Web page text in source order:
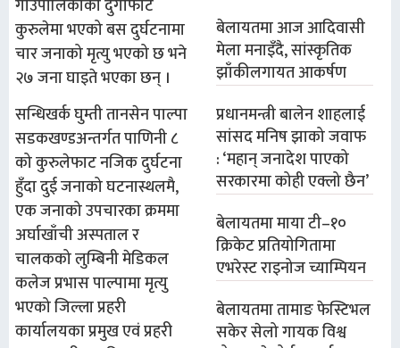
गाउँपालिकाको दुर्गाफाँट
कुरुलेमा भएको बस दुर्घटनामा
चार जनाको मृत्यु भएको छ भने
२७ जना घाइते भएका छन् ।
सन्धिखर्क घुम्ती तानसेन पाल्पा
सडकखण्डअन्तर्गत पाणिनी ८
को कुरुलेफाट नजिक दुर्घटना
हुँदा दुई जनाको घटनास्थलमै,
एक जनाको उपचारका क्रममा
अर्घाखाँची अस्पताल र
चालकको लुम्बिनी मेडिकल
कलेज प्रभास पाल्पामा मृत्यु
भएको जिल्ला प्रहरी
कार्यालयका प्रमुख एवं प्रहरी
बेलायतमा आज आदिवासी
मेला मनाइँदै, सांस्कृतिक
झाँकीलगायत आकर्षण
प्रधानमन्त्री बालेन शाहलाई
सांसद मनिष झाको जवाफ
: ‘महान् जनादेश पाएको
सरकारमा कोही एक्लो छैन’
बेलायतमा माया टी–१०
क्रिकेट प्रतियोगितामा
एभरेस्ट राइनोज च्याम्पियन
बेलायतमा तामाङ फेस्टिभल
सकेर सेलो गायक विश्व